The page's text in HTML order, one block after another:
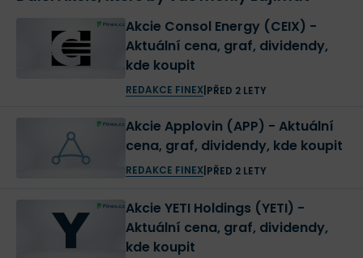
Akcie Consol Energy (CEIX) -
Aktuální cena, graf, dividendy,
kde koupit
REDAKCE FINEX| PŘED 2 LETY
Akcie Applovin (APP) - Aktuální
cena, graf, dividendy, kde koupit
REDAKCE FINEX| PŘED 2 LETY
Akcie YETI Holdings (YETI) -
Aktuální cena, graf, dividendy,
kde koupit